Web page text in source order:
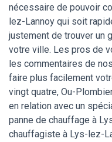
nécessaire de pouvoir
lez-Lannoy qui soit
justement de trouver un
votre ville. Les pros de
les commentaires de
faire plus facilement
vingt quatre, Ou-
en relation avec un
panne de chauffage à
chauffagiste à Lys-lez-